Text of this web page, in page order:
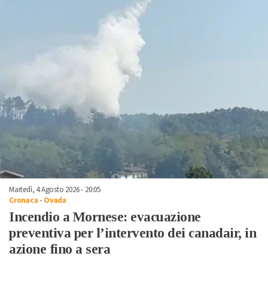
Martedì, 4 Agosto 2026 - 20:05
Cronaca- Ovada
Incendio a Mornese: evacuazione
preventiva per l’intervento dei canadair, in
azione fino a sera